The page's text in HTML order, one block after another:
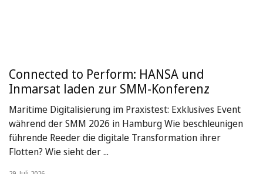
Connected to Perform: HANSA und
Inmarsat laden zur SMM-Konferenz
Maritime Digitalisierung im Praxistest: Exklusives Event
während der SMM 2026 in Hamburg Wie beschleunigen
führende Reeder die digitale Transformation ihrer
Flotten? Wie sieht der ...